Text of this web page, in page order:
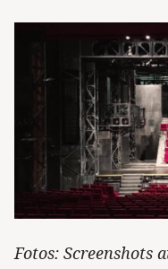
Fotos: Screenshots